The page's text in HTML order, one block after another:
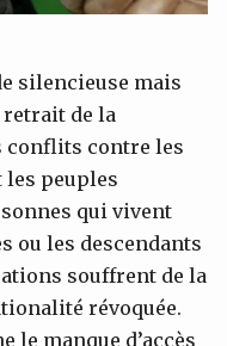
silencieuse mais
de la
conflits contre les
peuples
qui vivent
ou les descendants
souffrent de la
révoquée.
le manque d’accès